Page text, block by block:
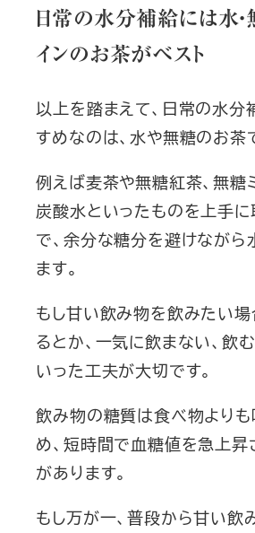
日常の水分補給には水・
インのお茶がベスト
以上を踏まえて、日常の水分
すめなのは、水や無糖のお茶
例えば麦茶や無糖紅茶、無糖
炭酸水といったものを上手に
で、余分な糖分を避けながら
ます。
もし甘い飲み物を飲みたい場
るとか、一気に飲まない、飲
いった工夫が大切です。
飲み物の糖質は食べ物より
め、短時間で血糖値を急上
があります。
もし万が一、普段から甘い飲